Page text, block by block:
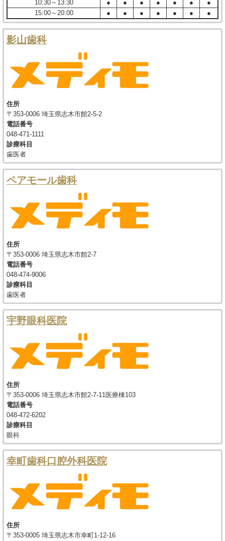
10:30～13:30
● ● ● ● ● ●
●
15:00～20:00
● ● ● ● ● ● ●
影山歯科
住所
〒353-0006 埼玉県志木市館2-5-2
電話番号
048-471-1111
診療科目
歯医者
ペアモール歯科
住所
〒353-0006 埼玉県志木市館2-7
電話番号
048-474-9006
診療科目
歯医者
宇野眼科医院
住所
〒353-0006 埼玉県志木市館2-7-11医療棟103
電話番号
048-472-6202
診療科目
眼科
幸町歯科口腔外科医院
住所
〒353-0005 埼玉県志木市幸町1-12-16